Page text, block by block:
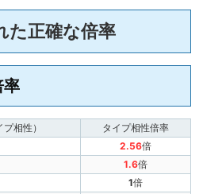
た正確な倍率
率
相性）
タイプ相性倍率
2.56倍
1.6倍
1倍